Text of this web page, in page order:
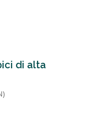
di alta